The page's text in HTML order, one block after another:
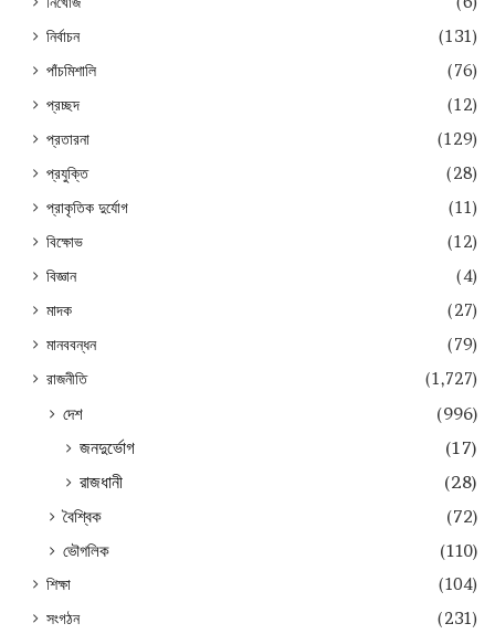
নির্বাচন
(131)
পাঁচমিশালি
(76)
প্রচ্ছদ
(12)
প্রতারনা
(129)
প্রযুক্তি
(28)
প্রাকৃতিক দুর্যোগ
(11)
বিক্ষোভ
(12)
বিজ্ঞান
(4)
মাদক
(27)
মানববন্ধন
(79)
রাজনীতি
(1,727)
দেশ
(996)
জনদুর্ভোগ
(17)
রাজধানী
(28)
বৈশ্বিক
(72)
ভৌগলিক
(110)
শিক্ষা
(104)
সংগঠন
(231)